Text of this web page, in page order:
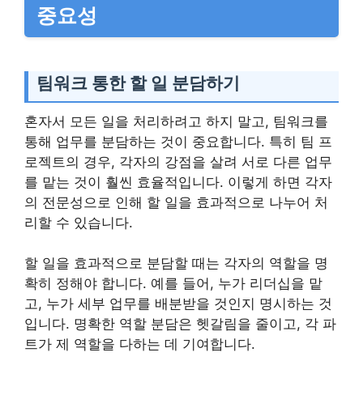
중요성
팀워크 통한 할 일 분담하기
혼자서 모든 일을 처리하려고 하지 말고, 팀워크를
통해 업무를 분담하는 것이 중요합니다. 특히 팀 프
로젝트의 경우, 각자의 강점을 살려 서로 다른 업무
를 맡는 것이 훨씬 효율적입니다. 이렇게 하면 각자
의 전문성으로 인해 할 일을 효과적으로 나누어 처
리할 수 있습니다.
할 일을 효과적으로 분담할 때는 각자의 역할을 명
확히 정해야 합니다. 예를 들어, 누가 리더십을 맡
고, 누가 세부 업무를 배분받을 것인지 명시하는 것
입니다. 명확한 역할 분담은 헷갈림을 줄이고, 각 파
트가 제 역할을 다하는 데 기여합니다.